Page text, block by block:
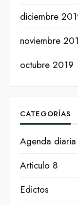
diciembre
noviembre
octubre 2019
CATEGORÍAS
Agenda
Articulo 8
Edictos